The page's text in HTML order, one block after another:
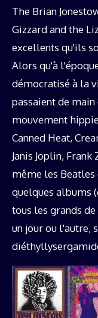
The Brian
Gizzard and the
excellents qu'ils
Alors qu'à
démocratisé à la
passaient de
mouvement
Canned Heat,
Janis Joplin,
même les
quelques albums
tous les grands
un jour ou l'autre,